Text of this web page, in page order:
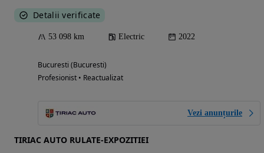
Detalii verificate
53 098 km Electric 2022
Bucuresti (Bucuresti)
Profesionist • Reactualizat
Vezi anunțurile
TIRIAC AUTO RULATE-EXPOZITIEI